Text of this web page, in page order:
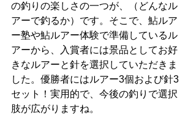
の釣りの楽しさの一つが、（どんなル
アーで釣るか）です。そこで、鮎ルア
ー塾や鮎ルアー体験で準備しているル
アーから、入賞者には景品としてお好
きなルアーと針を選択していただきま
した。優勝者にはルアー3個および針3
セット！実用的で、今後の釣りで選択
肢が広がりますね。